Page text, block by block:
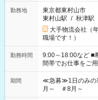
勤務地
東京都東村山市
東村山駅 / 秋津駅
大手物流会社（
職場です！）
勤務時間
9:00～18:00など ■希望の
間帯でお仕事をご
17:00～22:00
期間
≪急募≫1日のみの
月～ ＃8月～